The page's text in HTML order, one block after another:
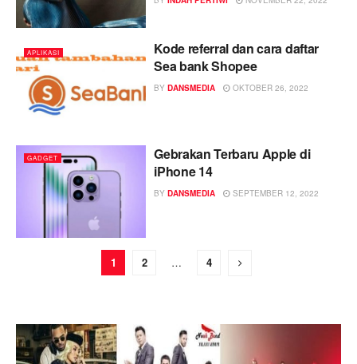
APLIKASI
Kode referral dan cara daftar
Sea bank Shopee
BY DANSMEDIA OKTOBER 26, 2022
GADGET
Gebrakan Terbaru Apple di
iPhone 14
BY DANSMEDIA SEPTEMBER 12, 2022
1 2 … 4